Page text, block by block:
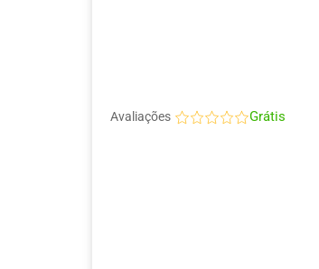
Avaliações Grátis